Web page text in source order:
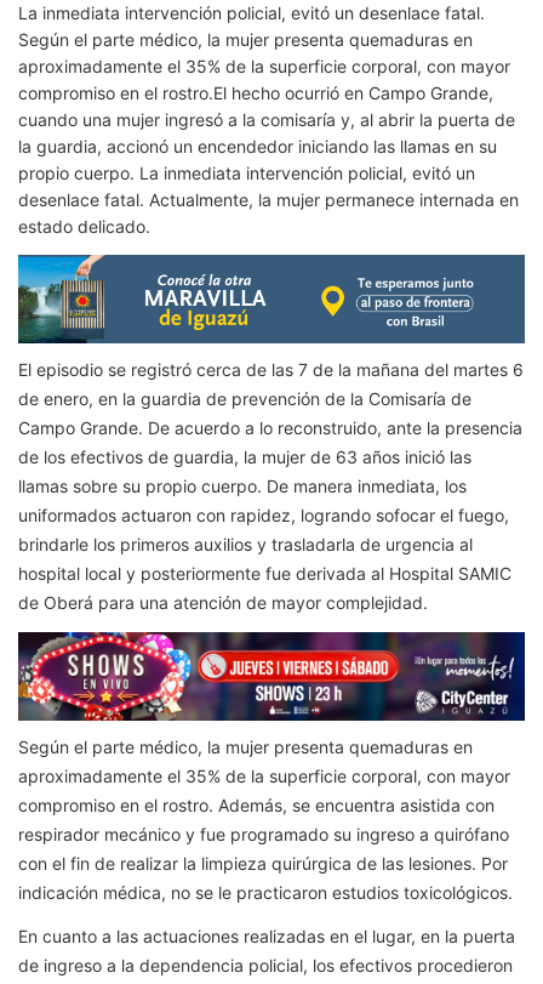
La inmediata intervención policial, evitó un desenlace fatal.
Según el parte médico, la mujer presenta quemaduras en
aproximadamente el 35% de la superficie corporal, con mayor
compromiso en el rostro.El hecho ocurrió en Campo Grande,
cuando una mujer ingresó a la comisaría y, al abrir la puerta de
la guardia, accionó un encendedor iniciando las llamas en su
propio cuerpo. La inmediata intervención policial, evitó un
desenlace fatal. Actualmente, la mujer permanece internada en
estado delicado.
El episodio se registró cerca de las 7 de la mañana del martes 6
de enero, en la guardia de prevención de la Comisaría de
Campo Grande. De acuerdo a lo reconstruido, ante la presencia
de los efectivos de guardia, la mujer de 63 años inició las
llamas sobre su propio cuerpo. De manera inmediata, los
uniformados actuaron con rapidez, logrando sofocar el fuego,
brindarle los primeros auxilios y trasladarla de urgencia al
hospital local y posteriormente fue derivada al Hospital SAMIC
de Oberá para una atención de mayor complejidad.
Según el parte médico, la mujer presenta quemaduras en
aproximadamente el 35% de la superficie corporal, con mayor
compromiso en el rostro. Además, se encuentra asistida con
respirador mecánico y fue programado su ingreso a quirófano
con el fin de realizar la limpieza quirúrgica de las lesiones. Por
indicación médica, no se le practicaron estudios toxicológicos.
En cuanto a las actuaciones realizadas en el lugar, en la puerta
de ingreso a la dependencia policial, los efectivos procedieron